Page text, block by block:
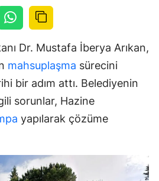
Dr. Mustafa İberya Arıkan,
mahsuplaşma sürecini
bir adım attı. Belediyenin
sorunlar, Hazine
yapılarak çözüme